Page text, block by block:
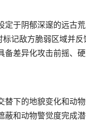
定于阴郁深邃的远古
记敌方脆弱区域并
差异化攻击前摇、
下的地貌变化和动
和动物警觉度完成